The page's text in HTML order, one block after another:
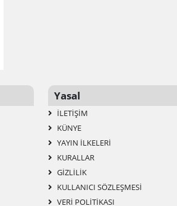
Yasal
İLETIŞIM
KÜNYE
YAYIN İLKELERI
KURALLAR
GIZLILIK
KULLANICI SÖZLEŞMESI
VERI POLITIKASI